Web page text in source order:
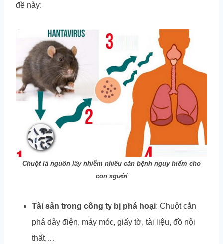
đề này:
Chuột là nguồn lây nhiễm nhiều căn bệnh nguy hiểm cho
con người
Tài sản trong công ty bị phá hoại: Chuột cắn
phá dây điện, máy móc, giấy tờ, tài liệu, đồ nội
thất,…